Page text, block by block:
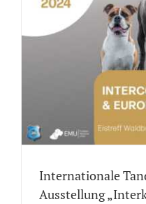
Internationale
Ausstellung